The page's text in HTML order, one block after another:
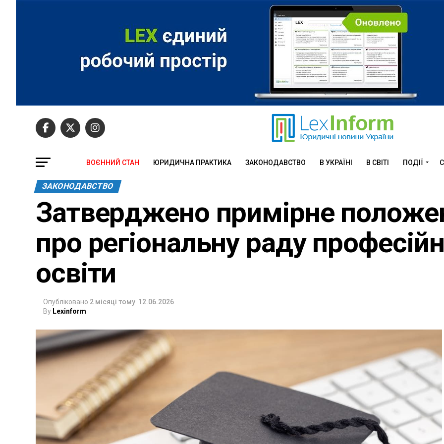
ВОЄННИЙ СТАН ЮРИДИЧНА ПРАКТИКА ЗАКОНОДАВСТВО В УКРАЇНІ В СВІТІ ПОДІЇ
ЗАКОНОДАВСТВО
Затверджено примірне
про регіональну раду
освіти
Опубліковано 2 місяці тому 12.06.2026
By Lexinform